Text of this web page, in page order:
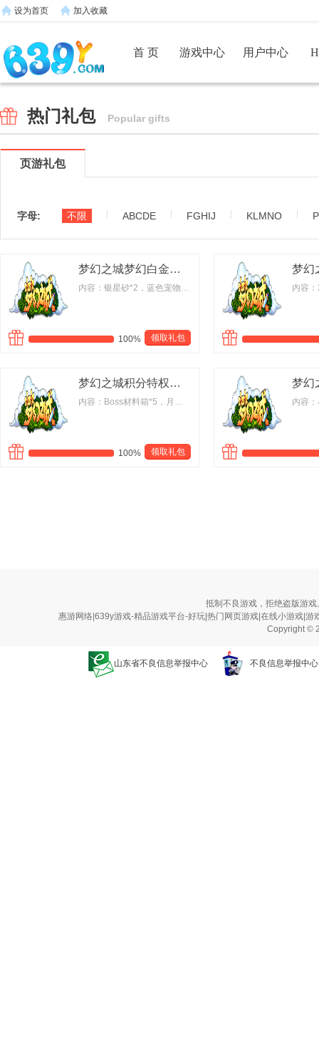
设为首页 加入收藏
首 页 游戏中心 用户中心
热门礼包 Popular gifts
页游礼包
字母: 不限 ABCDE FGHIJ KLMNO
梦幻之城梦幻白金礼包
内容：银星砂*2，蓝色宠物替身*1，星辰石*10，资质强化药剂*3，传音喇叭*5，宠物栏拓展卷*2，珠花*5，背包开格卷*10...
100% 领取礼包
梦幻之城积分特权礼包
内容：Boss材料箱*5，月之宠物石*5，初级宠物内丹*10，2倍经验卷轴*1，绿色宠物替身*2，技能药水*10，附魔锁*10
100% 领取礼包
抵制不良游戏，拒绝盗版游
惠游网络|639y游戏-精品游戏平台-好玩|热门网页游戏|在线小游戏|
Copyright ©
山东省不良信息举报中心 不良信息举报中心